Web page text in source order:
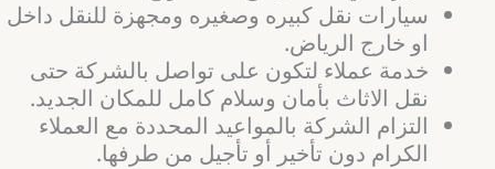
سيارات نقل كبيره وصغيره ومجهزة للنقل داخل
او خارج الرياض.
خدمة عملاء لتكون على تواصل بالشركة حتى
نقل الاثاث بأمان وسلام كامل للمكان الجديد.
التزام الشركة بالمواعيد المحددة مع العملاء
الكرام دون تأخير أو تأجيل من طرفها.